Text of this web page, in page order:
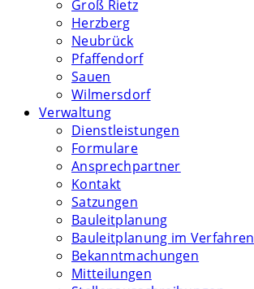
Groß Rietz
Herzberg
Neubrück
Pfaffendorf
Sauen
Wilmersdorf
Verwaltung
Dienstleistungen
Formulare
Ansprechpartner
Kontakt
Satzungen
Bauleitplanung
Bauleitplanung im Verfahren
Bekanntmachungen
Mitteilungen